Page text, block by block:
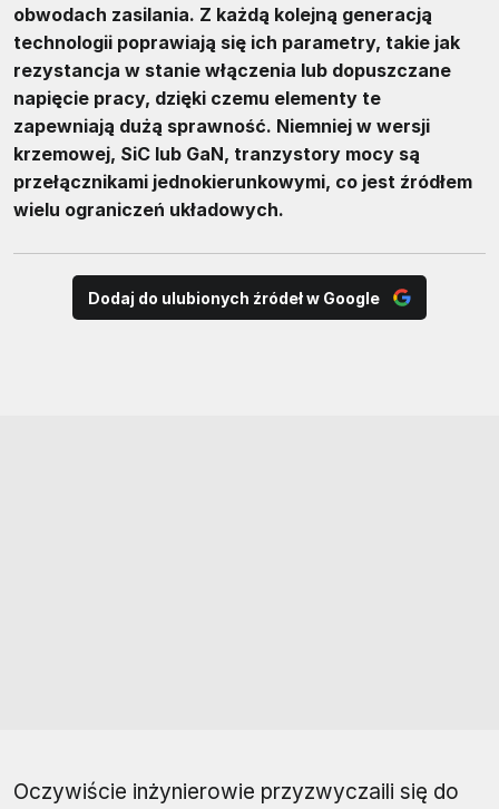
obwodach zasilania. Z każdą kolejną generacją
technologii poprawiają się ich parametry, takie jak
rezystancja w stanie włączenia lub dopuszczane
napięcie pracy, dzięki czemu elementy te
zapewniają dużą sprawność. Niemniej w wersji
krzemowej, SiC lub GaN, tranzystory mocy są
przełącznikami jednokierunkowymi, co jest źródłem
wielu ograniczeń układowych.
Dodaj do ulubionych źródeł w Google
Oczywiście inżynierowie przyzwyczaili się do